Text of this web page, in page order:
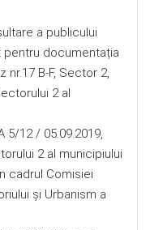
a publicului
pentru documentația
nr.17 B-F, Sector 2,
2 al
5/12 / 05.09.2019,
2 al municipiului
cadrul Comisiei
şi Urbanism a